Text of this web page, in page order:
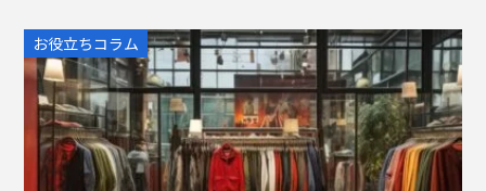
お役立ちコラム